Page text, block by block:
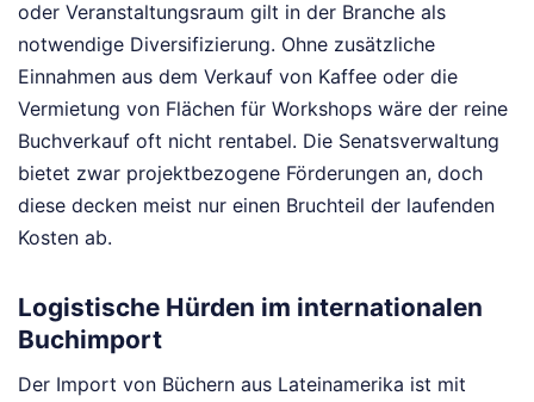
oder Veranstaltungsraum gilt in der Branche als
notwendige Diversifizierung. Ohne zusätzliche
Einnahmen aus dem Verkauf von Kaffee oder die
Vermietung von Flächen für Workshops wäre der reine
Buchverkauf oft nicht rentabel. Die Senatsverwaltung
bietet zwar projektbezogene Förderungen an, doch
diese decken meist nur einen Bruchteil der laufenden
Kosten ab.
Logistische Hürden im internationalen
Buchimport
Der Import von Büchern aus Lateinamerika ist mit